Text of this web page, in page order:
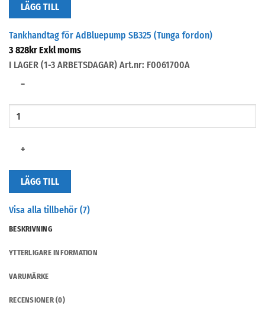
LÄGG TILL
Tankhandtag för AdBluepump SB325 (Tunga fordon)
3 828krExkl moms
I LAGER (1-3 ARBETSDAGAR) Art.nr: F0061700A
−
+
LÄGG TILL
Visa alla tillbehör (7)
BESKRIVNING
YTTERLIGARE INFORMATION
VARUMÄRKE
RECENSIONER (0)